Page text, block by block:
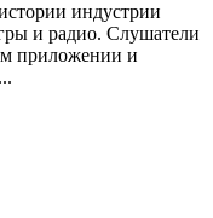
индустрии
и радио. Слушатели
приложении и